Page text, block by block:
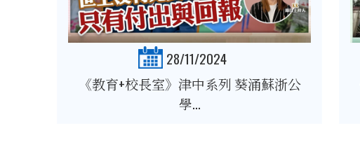
28/11/2024
《教育+校長室》津中系列 葵涌蘇浙公
學...